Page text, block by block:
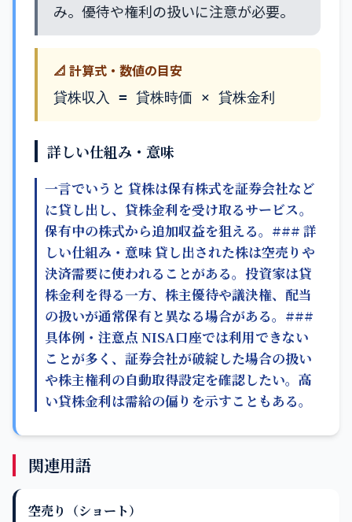
み。優待や権利の扱いに注意が必要。
📐 計算式・数値の目安
貸株収入 = 貸株時価 × 貸株金利
詳しい仕組み・意味
一言でいうと 貸株は保有株式を証券会社など
に貸し出し、貸株金利を受け取るサービス。
保有中の株式から追加収益を狙える。### 詳
しい仕組み・意味 貸し出された株は空売りや
決済需要に使われることがある。投資家は貸
株金利を得る一方、株主優待や議決権、配当
の扱いが通常保有と異なる場合がある。###
具体例・注意点 NISA口座では利用できない
ことが多く、証券会社が破綻した場合の扱い
や株主権利の自動取得設定を確認したい。高
い貸株金利は需給の偏りを示すこともある。
関連用語
空売り（ショート）